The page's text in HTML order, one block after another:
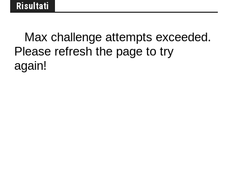
Risultati